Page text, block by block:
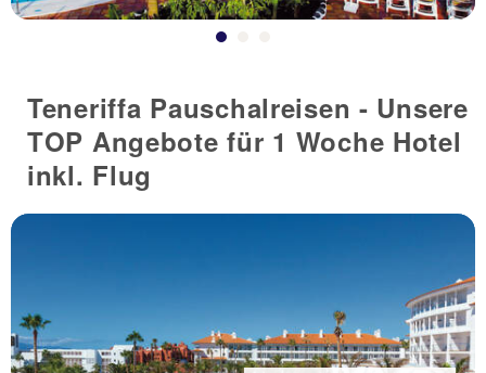
Teneriffa Pauschalreisen - Unsere
TOP Angebote für 1 Woche Hotel
inkl. Flug